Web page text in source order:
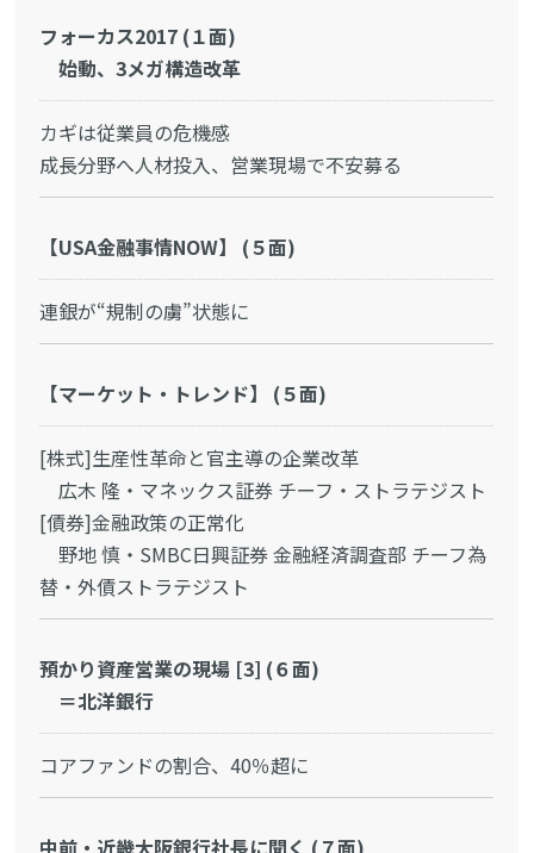
フォーカス2017 (１面)
始動、3メガ構造改革
カギは従業員の危機感
成長分野へ人材投入、営業現場で不安募る
【USA金融事情NOW】 (５面)
連銀が“規制の虜”状態に
【マーケット・トレンド】 (５面)
[株式]生産性革命と官主導の企業改革
広木 隆・マネックス証券 チーフ・ストラテジスト
[債券]金融政策の正常化
野地 慎・SMBC日興証券 金融経済調査部 チーフ為
替・外債ストラテジスト
預かり資産営業の現場 [3] (６面)
＝北洋銀行
コアファンドの割合、40％超に
中前・近畿大阪銀行社長に聞く (７面)